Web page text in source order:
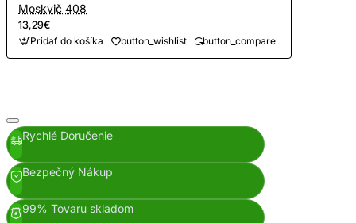
Moskvič 408
13,29€
Pridať do košíka button_wishlist button_compare
Rychlé Doručenie
Bezpečný Nákup
99% Tovaru skladom